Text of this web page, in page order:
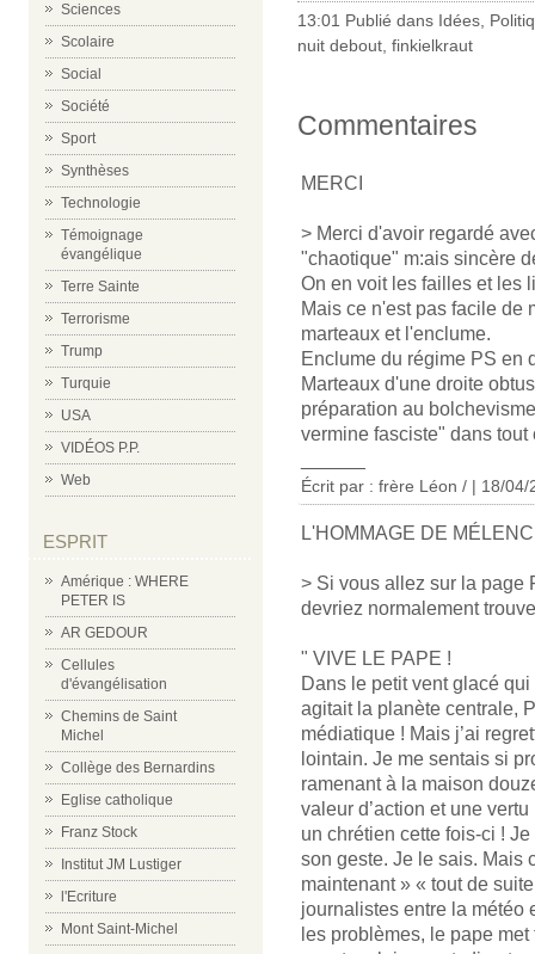
Sciences
Scolaire
Social
Société
Sport
Synthèses
Technologie
Témoignage
évangélique
Terre Sainte
Terrorisme
Trump
Turquie
USA
VIDÉOS P.P.
Web
ESPRIT
Amérique : WHERE
PETER IS
AR GEDOUR
Cellules
d'évangélisation
Chemins de Saint
Michel
Collège des Bernardins
Eglise catholique
Franz Stock
Institut JM Lustiger
l'Ecriture
Mont Saint-Michel
13:01 Publié dans Idées
nuit debout finkielkraut
Commentaires
MERCI
> Merci d'avoir regardé
"chaotique" m:ais sincère
On en voit les failles et les
Mais ce n'est pas facile de
marteaux et l'enclume.
Enclume du régime PS en
Marteaux d'une droite
préparation au
vermine fasciste" dans tout
Écrit par : frère Léon / | 18/04/
L'HOMMAGE DE
> Si vous allez sur la page
devriez normalement
" VIVE LE PAPE !
Dans le petit vent glacé
agitait la planète centrale,
médiatique ! Mais j’ai
lointain. Je me sentais si
ramenant à la maison
valeur d’action et une
un chrétien cette fois-ci !
son geste. Je le sais. Mais
maintenant » « tout de
journalistes entre la météo
les problèmes, le pape